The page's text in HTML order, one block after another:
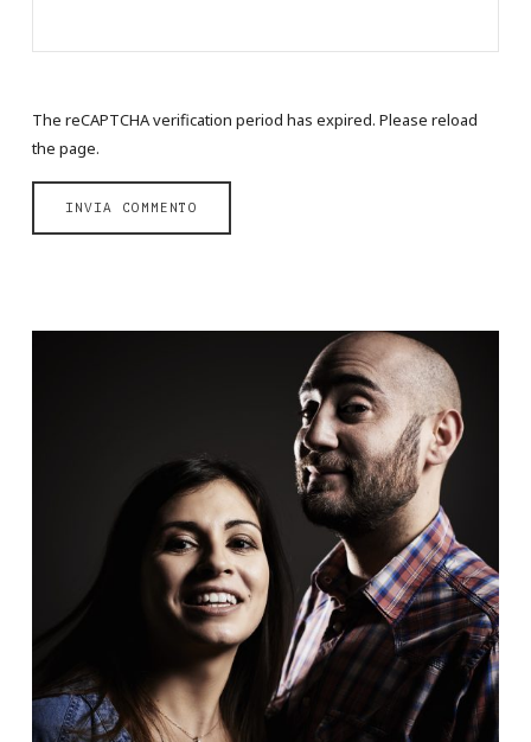
The reCAPTCHA verification period has expired. Please reload
the page.